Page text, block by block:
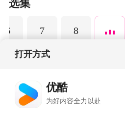
选集
6 7 8
打开方式
优酷
为好内容全力以赴